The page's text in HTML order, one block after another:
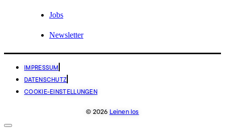
Jobs
Newsletter
IMPRESSUM
DATENSCHUTZ
COOKIE-EINSTELLUNGEN
© 2026 Leinen los